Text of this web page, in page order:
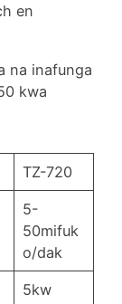
en
na inafunga
kwa
TZ-720
5-
50mifuk
o/dak
5kw